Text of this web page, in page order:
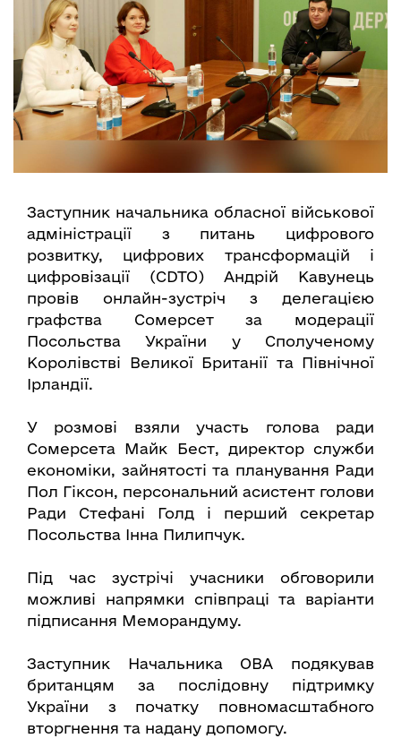
Заступник начальника обласної військової
адміністрації з питань цифрового
розвитку, цифрових трансформацій і
цифровізації (CDTO) Андрій Кавунець
провів онлайн-зустріч з делегацією
графства Сомерсет за модерації
Посольства України у Сполученому
Королівстві Великої Британії та Північної
Ірландії.
У розмові взяли участь голова ради
Сомерсета Майк Бест, директор служби
економіки, зайнятості та планування Ради
Пол Гіксон, персональний асистент голови
Ради Стефані Голд і перший секретар
Посольства Інна Пилипчук.
Під час зустрічі учасники обговорили
можливі напрямки співпраці та варіанти
підписання Меморандуму.
Заступник Начальника ОВА подякував
британцям за послідовну підтримку
України з початку повномасштабного
вторгнення та надану допомогу.